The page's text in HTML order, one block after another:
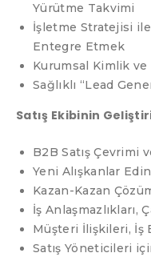
Yürütme Takvimi
İşletme Stratejisi
Entegre Etmek
Kurumsal Kimlik ve
Sağlıklı “Lead
Satış Ekibinin
B2B Satış Çevrimi
Yeni Alışkanlar
Kazan-Kazan
İş Anlaşmazlıkları,
Müşteri İlişkileri, İş
Satış Yöneticileri